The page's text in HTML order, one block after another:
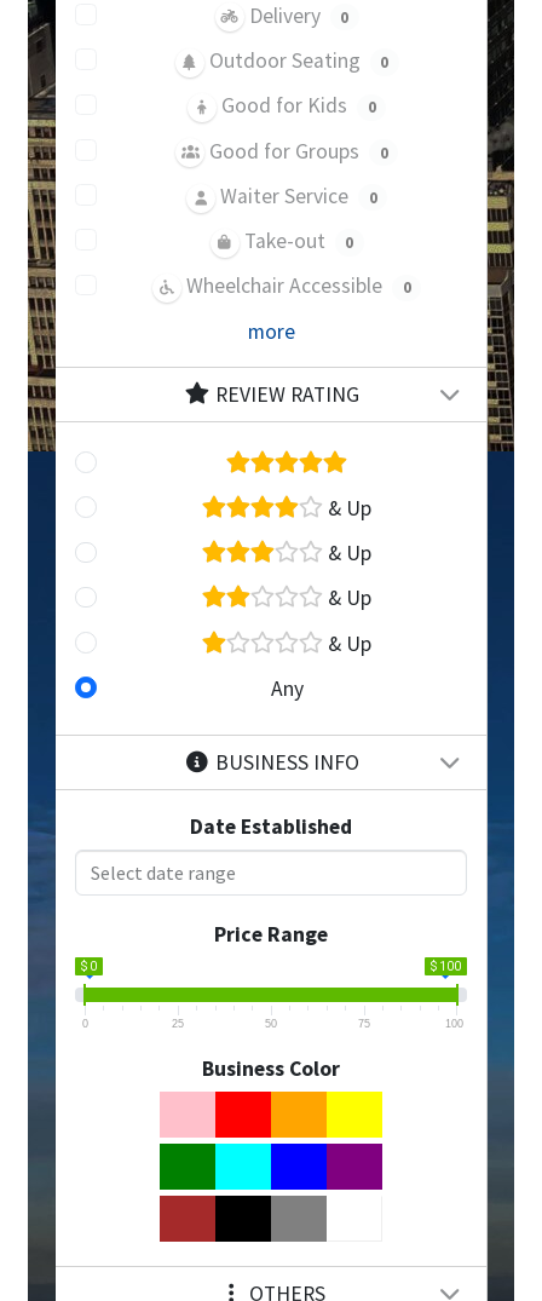
Delivery 0
Outdoor Seating 0
Good for Kids 0
Good for Groups 0
Waiter Service 0
Take-out 0
Wheelchair Accessible 0
more
REVIEW RATING
& Up
& Up
& Up
& Up
Any
BUSINESS INFO
Date Established
Price Range
$ 0 $ 100
0 25 50 75 100
Business Color
OTHERS